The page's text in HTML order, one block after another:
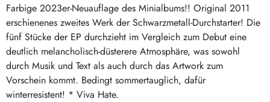
Farbige 2023er-Neuauflage des Minialbums!! Original 2011
erschienenes zweites Werk der Schwarzmetall-Durchstarter! Die
fünf Stücke der EP durchzieht im Vergleich zum Debut eine
deutlich melancholisch-düsterere Atmosphäre, was sowohl
durch Musik und Text als auch durch das Artwork zum
Vorschein kommt. Bedingt sommertauglich, dafür
winterresistent! * Viva Hate.